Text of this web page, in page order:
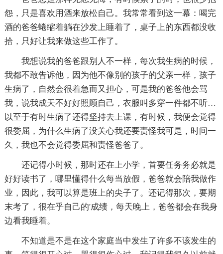
怨，只是喜欢用酒来放松自己。我常常看到这一幕：喝完
酒的爸爸蜷缩着躺在沙发上睡着了，桌子上的东西都没收
拾，只好让我来做这些工作了。
我想说我的爸爸跟别人不一样，每次我生病的时候，
我都不敢告诉他，因为他不像别的孩子的父亲一样，孩子
生病了，自然会很着急而又担心，可是我的爸爸他会骂
我，说我成天不好好照顾自己，衣服叫多穿一件都不听…
以至于有时生病了还得坚持去上课，有时候，我便会觉得
很委屈，为什么生病了没关心我还要责怪我可是，时间一
久，我也不会觉得委屈和责怪爸爸了。
还记得小时候，那时还在上小学，首要任务务必就是
好好读书了，哪里懂得什么每当放假，爸爸就会陪我做作
业，因此，我可以算是班上的尖子了。还记得那次，要期
末考了，很在乎自己的'成绩，每天晚上，爸爸都会在我身
边看我睡着。
不知道是不是在这个家庭当中发生了许多不该发生的